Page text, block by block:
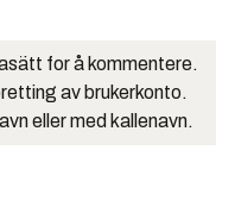
for å kommentere.
av brukerkonto.
eller med kallenavn.